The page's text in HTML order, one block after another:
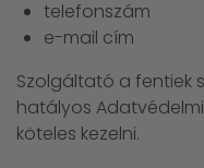
telefonszám
e-mail cím
Szolgáltató a fentiek
hatályos
köteles kezelni.